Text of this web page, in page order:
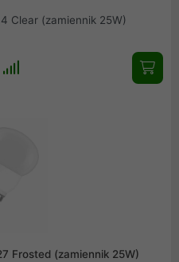
Clear (zamiennik 25W)
Frosted (zamiennik 25W)